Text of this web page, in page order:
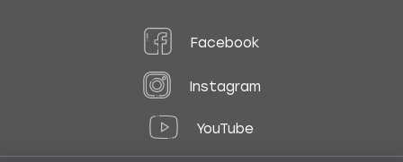
Facebook
Instagram
YouTube